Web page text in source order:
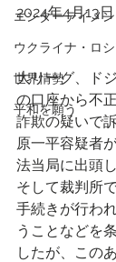
エンターテイメ
ウクライナ・ロ
世界情勢
平和を願う
2024年4月13
大リーグ、ド
の口座から不
詐欺の疑いで
原一平容疑者
法当局に出頭
そして裁判所
手続きが行わ
うことなどを
したが、この